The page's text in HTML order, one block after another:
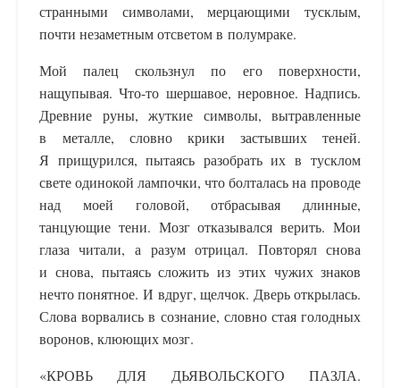
странными символами, мерцающими тусклым,
почти незаметным отсветом в полумраке.
Мой палец скользнул по его поверхности,
нащупывая. Что-то шершавое, неровное. Надпись.
Древние руны, жуткие символы, вытравленные
в металле, словно крики застывших теней.
Я прищурился, пытаясь разобрать их в тусклом
свете одинокой лампочки, что болталась на проводе
над моей головой, отбрасывая длинные,
танцующие тени. Мозг отказывался верить. Мои
глаза читали, а разум отрицал. Повторял снова
и снова, пытаясь сложить из этих чужих знаков
нечто понятное. И вдруг, щелчок. Дверь открылась.
Слова ворвались в сознание, словно стая голодных
воронов, клюющих мозг.
«КРОВЬ ДЛЯ ДЬЯВОЛЬСКОГО ПАЗЛА.